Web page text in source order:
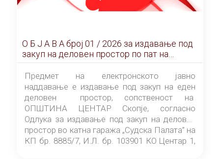
О Б Ј А В А брoj 01 / 2026 за издавање под
закуп на деловен простор по пат на
ЕЛЕКТРОНСКО ЈАВНО НАДДАВАЊЕ
Предмет на електронското јавно
наддавање е издавање под закуп на еден
деловен простор, сопственост на
ОПШТИНА ЦЕНТАР Скопје, согласно
Одлука за издавање под закуп на деловен
простор во катна гаража „Судска Палата” на
КП бр. 8885/7, И.Л. бр. 103901 КО Центар 1,